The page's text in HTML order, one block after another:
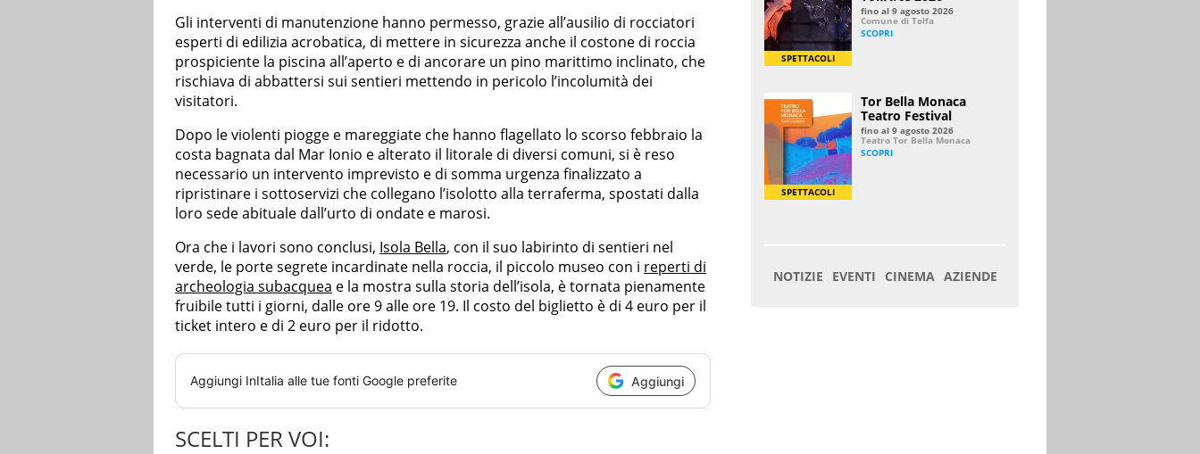
Gli interventi di manutenzione hanno permesso, grazie all’ausilio di rocciatori
esperti di edilizia acrobatica, di mettere in sicurezza anche il costone di roccia
prospiciente la piscina all’aperto e di ancorare un pino marittimo inclinato, che
rischiava di abbattersi sui sentieri mettendo in pericolo l’incolumità dei
visitatori.
Dopo le violenti piogge e mareggiate che hanno flagellato lo scorso febbraio la
costa bagnata dal Mar Ionio e alterato il litorale di diversi comuni, si è reso
necessario un intervento imprevisto e di somma urgenza finalizzato a
ripristinare i sottoservizi che collegano l’isolotto alla terraferma, spostati dalla
loro sede abituale dall’urto di ondate e marosi.
Ora che i lavori sono conclusi, Isola Bella, con il suo labirinto di sentieri nel
verde, le porte segrete incardinate nella roccia, il piccolo museo con i reperti di
archeologia subacquea e la mostra sulla storia dell’isola, è tornata pienamente
fruibile tutti i giorni, dalle ore 9 alle ore 19. Il costo del biglietto è di 4 euro per il
ticket intero e di 2 euro per il ridotto.
Aggiungi InItalia alle tue fonti Google preferite Aggiungi
SCELTI PER VOI: